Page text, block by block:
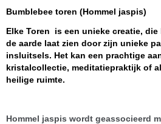
Bumblebee toren (Hommel jaspis)
Elke Toren is een unieke creatie,
de aarde laat zien door zijn unieke
insluitsels. Het kan een prachtige
kristalcollectie, meditatiepraktijk of
heilige ruimte.
Hommel jaspis wordt geassocieerd